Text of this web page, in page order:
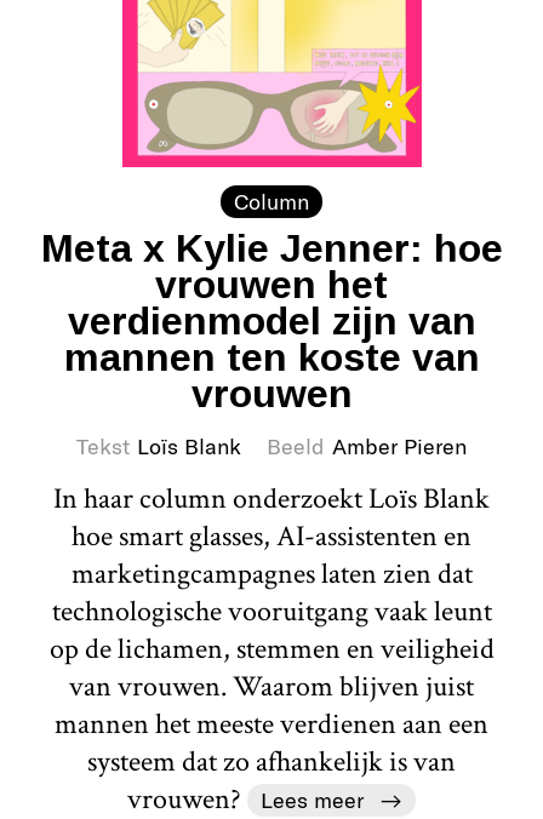
Column
Meta x Kylie Jenner: hoe
vrouwen het
verdienmodel zijn van
mannen ten koste van
vrouwen
Tekst Loïs Blank Beeld Amber Pieren
In haar column onderzoekt Loïs Blank
hoe smart glasses, AI-assistenten en
marketingcampagnes laten zien dat
technologische vooruitgang vaak leunt
op de lichamen, stemmen en veiligheid
van vrouwen. Waarom blijven juist
mannen het meeste verdienen aan een
systeem dat zo afhankelijk is van
vrouwen?
Lees meer